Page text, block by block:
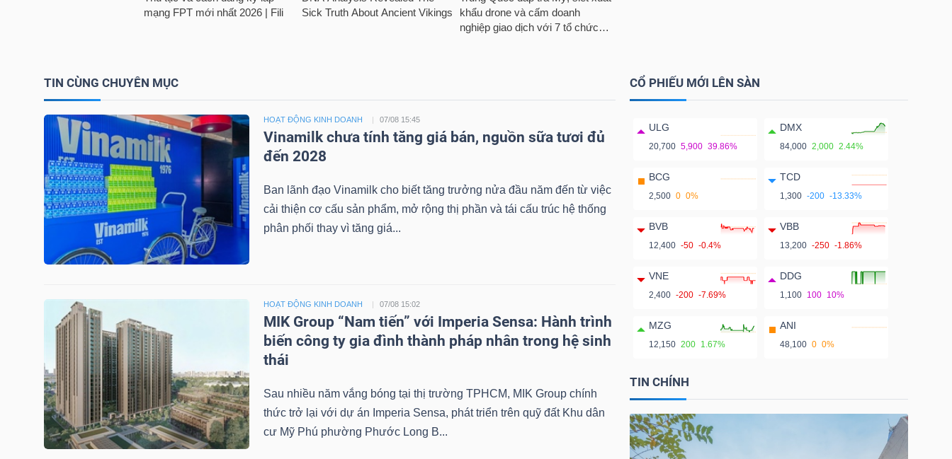
TIN CÙNG CHUYÊN MỤC
HOẠT ĐỘNG KINH DOANH 07/08 15:45
Vinamilk chưa tính tăng giá bán, nguồn sữa tươi đủ
đến 2028
Ban lãnh đạo Vinamilk cho biết tăng trưởng nửa đầu năm đến từ việc
cải thiện cơ cấu sản phẩm, mở rộng thị phần và tái cấu trúc hệ thống
phân phối thay vì tăng giá...
HOẠT ĐỘNG KINH DOANH 07/08 15:02
MIK Group “Nam tiến” với Imperia Sensa: Hành trình
biến công ty gia đình thành pháp nhân trong hệ sinh
thái
Sau nhiều năm vắng bóng tại thị trường TPHCM, MIK Group chính
thức trở lại với dự án Imperia Sensa, phát triển trên quỹ đất Khu dân
cư Mỹ Phú phường Phước Long B...
CỔ PHIẾU MỚI LÊN SÀN
ULG
20,700 5,900 39.86%
DMX
84,000 2,000 2.44%
BCG
2,500 0 0%
TCD
1,300 -200 -13.33%
BVB
12,400 -50 -0.4%
VBB
13,200 -250 -1.86%
VNE
2,400 -200 -7.69%
DDG
1,100 100 10%
MZG
12,150 200 1.67%
ANI
48,100 0 0%
TIN CHÍNH
CHÍNH
NHÂN
PHÂN
VIETSTOCKFINANCE
MÔ